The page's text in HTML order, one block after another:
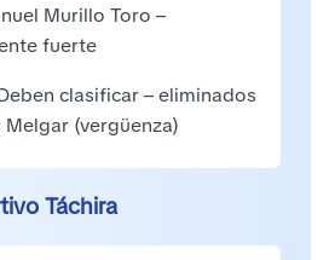
Murillo Toro –
fuerte
clasificar – eliminados
(vergüenza)
Táchira